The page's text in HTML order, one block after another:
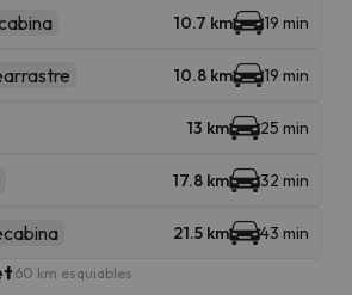
10.7 km 19 min
10.8 km 19 min
13 km 25 min
17.8 km 32 min
21.5 km 43 min
60 km esquiables